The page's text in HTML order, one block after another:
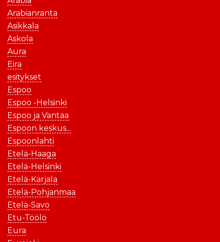
Arabianranta
Asikkala
Askola
Aura
Eira
esitykset
Espoo
Espoo -Helsinki
Espoo ja Vantaa
Espoon keskus...
Espoonlahti
Etelä-Haaga
Etelä-Helsinki
Etelä-Karjala
Etelä-Pohjanmaa
Etelä-Savo
Etu-Töölö
Eura